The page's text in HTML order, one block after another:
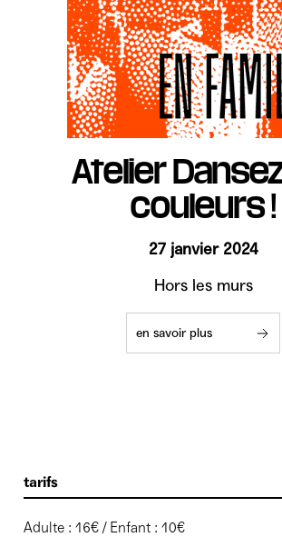
Atelier
couleurs !
27 janvier 2024
Hors les murs
en savoir plus
tarifs
Adulte : 16€ / Enfant : 10€